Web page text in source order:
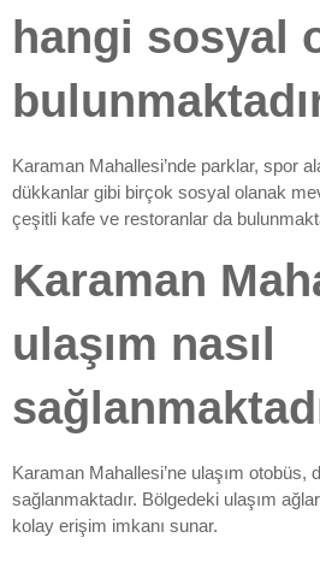
hangi sosyal
Karaman Mahallesi’nde parklar, spor
dükkanlar gibi birçok sosyal olanak
çeşitli kafe ve restoranlar da
Karaman
ulaşım nasıl
Karaman Mahallesi’ne ulaşım otobüs,
sağlanmaktadır. Bölgedeki ulaşım
kolay erişim imkanı sunar.